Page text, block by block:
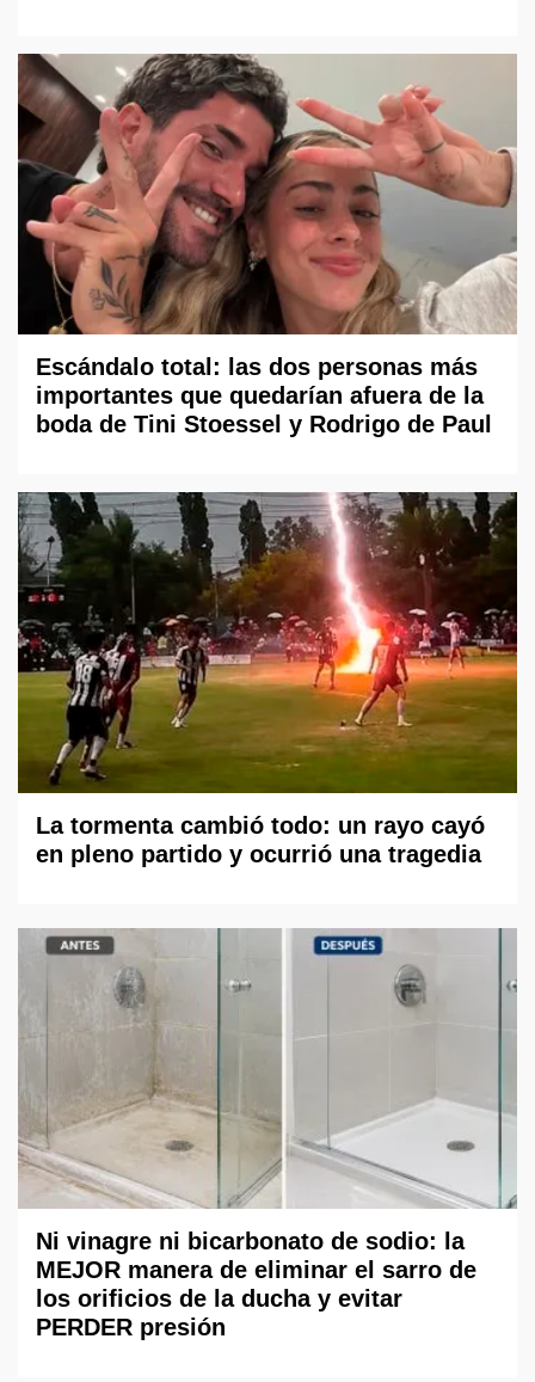
Escándalo total: las dos personas más
importantes que quedarían afuera de la
boda de Tini Stoessel y Rodrigo de Paul
La tormenta cambió todo: un rayo cayó
en pleno partido y ocurrió una tragedia
Ni vinagre ni bicarbonato de sodio: la
MEJOR manera de eliminar el sarro de
los orificios de la ducha y evitar
PERDER presión